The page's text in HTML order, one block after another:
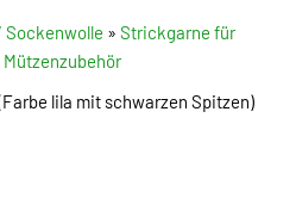
» Strickgarne für
Mützenzubehör
lila mit schwarzen Spitzen)